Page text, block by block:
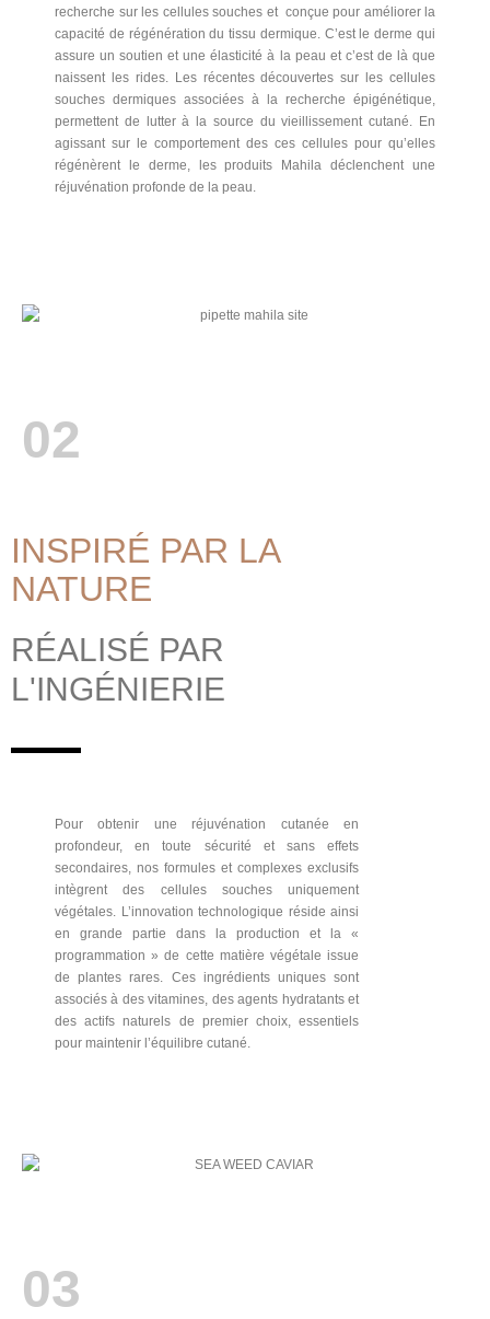
recherche sur les cellules souches et conçue pour améliorer la
capacité de régénération du tissu dermique. C’est le derme qui
assure un soutien et une élasticité à la peau et c’est de là que
naissent les rides. Les récentesdécouvertes sur les cellules
souches dermiques associées à la recherche épigénétique,
permettent de lutter à la source du vieillissement cutané. En
agissant sur le comportement des ces cellules pour qu’elles
régénèrent le derme, les produits Mahila déclenchent une
réjuvénation profonde de la peau.
02
INSPIRÉ PAR LA
NATURE
RÉALISÉ PAR
L'INGÉNIERIE
Pour obtenir une réjuvénation cutanée en
profondeur, en toute sécurité et sans effets
secondaires, nos formules et complexes exclusifs
intègrent des cellules souches uniquement
végétales. L’innovation technologique réside ainsi
en grande partie dans la production et la «
programmation » de cette matière végétale issue
de plantes rares. Ces ingrédients uniques sont
associés à des vitamines, des agents hydratants et
des actifs naturels de premier choix, essentiels
pour maintenir l’équilibre cutané.
03